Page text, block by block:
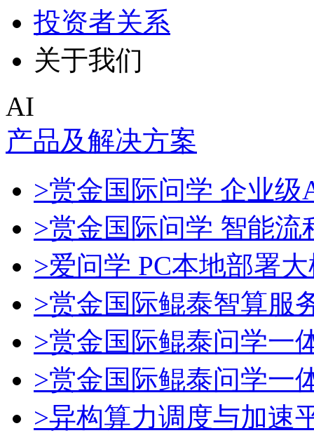
投资者关系
关于我们
AI
产品及解决方案
>赏金国际问学 企业级
>赏金国际问学 智能流
>爱问学 PC本地部署
>赏金国际鲲泰智算服
>赏金国际鲲泰问学一
>赏金国际鲲泰问学一
>异构算力调度与加速